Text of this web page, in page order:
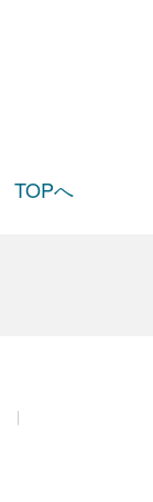
TOPへ